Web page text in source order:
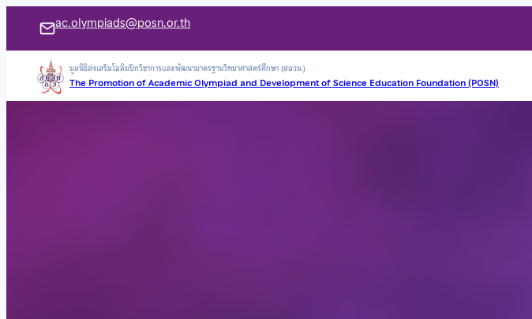
ac.olympiads@posn.or.th
มูลนิธิส่งเสริมโอลิมปิกวิชาการและพัฒนามาตรฐานวิทยาศาสตร์ศึกษา (สอวน.)
The Promotion of Academic Olympiad and Development of Science Education Foundation (POSN)